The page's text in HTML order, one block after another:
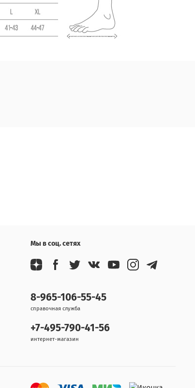
Мы в соц. сетях
8-965-106-55-45
справочная служба
+7-495-790-41-56
интернет-магазин